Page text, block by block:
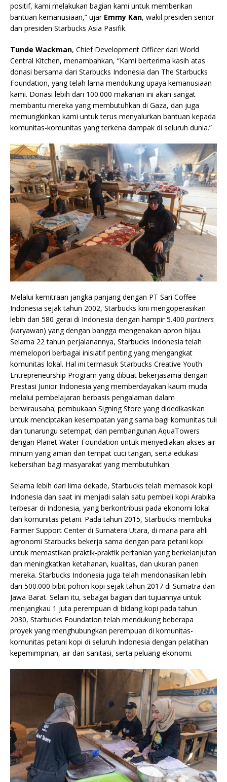
positif, kami melakukan bagian kami untuk memberikan
bantuan kemanusiaan,” ujar Emmy Kan, wakil presiden senior
dan presiden Starbucks Asia Pasifik.
Tunde Wackman, Chief Development Officer dari World
Central Kitchen, menambahkan, “Kami berterima kasih atas
donasi bersama dari Starbucks Indonesia dan The Starbucks
Foundation, yang telah lama mendukung upaya kemanusiaan
kami. Donasi lebih dari 100.000 makanan ini akan sangat
membantu mereka yang membutuhkan di Gaza, dan juga
memungkinkan kami untuk terus menyalurkan bantuan kepada
komunitas-komunitas yang terkena dampak di seluruh dunia.”
Melalui kemitraan jangka panjang dengan PT Sari Coffee
Indonesia sejak tahun 2002, Starbucks kini mengoperasikan
lebih dari 580 gerai di Indonesia dengan hampir 5.400 partners
(karyawan) yang dengan bangga mengenakan apron hijau.
Selama 22 tahun perjalanannya, Starbucks Indonesia telah
memelopori berbagai inisiatif penting yang mengangkat
komunitas lokal. Hal ini termasuk Starbucks Creative Youth
Entrepreneurship Program yang dibuat bekerjasama dengan
Prestasi Junior Indonesia yang memberdayakan kaum muda
melalui pembelajaran berbasis pengalaman dalam
berwirausaha; pembukaan Signing Store yang didedikasikan
untuk menciptakan kesempatan yang sama bagi komunitas tuli
dan tunarungu setempat; dan pembangunan AquaTowers
dengan Planet Water Foundation untuk menyediakan akses air
minum yang aman dan tempat cuci tangan, serta edukasi
kebersihan bagi masyarakat yang membutuhkan.
Selama lebih dari lima dekade, Starbucks telah memasok kopi
Indonesia dan saat ini menjadi salah satu pembeli kopi Arabika
terbesar di Indonesia, yang berkontribusi pada ekonomi lokal
dan komunitas petani. Pada tahun 2015, Starbucks membuka
Farmer Support Center di Sumatera Utara, di mana para ahli
agronomi Starbucks bekerja sama dengan para petani kopi
untuk memastikan praktik-praktik pertanian yang berkelanjutan
dan meningkatkan ketahanan, kualitas, dan ukuran panen
mereka. Starbucks Indonesia juga telah mendonasikan lebih
dari 500.000 bibit pohon kopi sejak tahun 2017 di Sumatra dan
Jawa Barat. Selain itu, sebagai bagian dari tujuannya untuk
menjangkau 1 juta perempuan di bidang kopi pada tahun
2030, Starbucks Foundation telah mendukung beberapa
proyek yang menghubungkan perempuan di komunitas-
komunitas petani kopi di seluruh Indonesia dengan pelatihan
kepemimpinan, air dan sanitasi, serta peluang ekonomi.